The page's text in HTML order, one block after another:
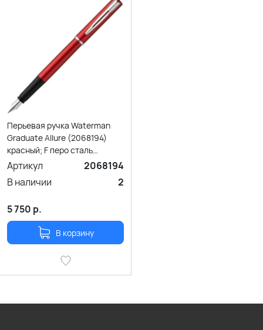
Перьевая ручка Waterman
Graduate Allure (2068194)
красный; F перо сталь
нержавеющая; подарочная
коробка.
Артикул
2068194
В наличии
2
5 750 р.
В корзину